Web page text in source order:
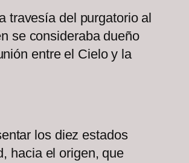
travesía del purgatorio al
se consideraba dueño
entre el Cielo y la
los diez estados
hacia el origen, que